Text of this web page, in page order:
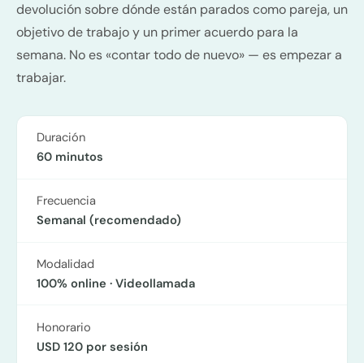
devolución sobre dónde están parados como pareja, un
objetivo de trabajo y un primer acuerdo para la
semana. No es «contar todo de nuevo» — es empezar a
trabajar.
Duración
60 minutos
Frecuencia
Semanal (recomendado)
Modalidad
100% online · Videollamada
Honorario
USD 120 por sesión